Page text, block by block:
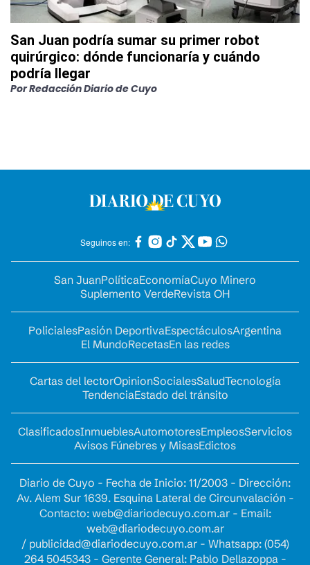
San Juan podría sumar su primer robot
quirúrgico: dónde funcionaría y cuándo
podría llegar
PorRedacción Diario de Cuyo
Seguinos en:
San JuanPolíticaEconomíaCuyo Minero
Suplemento VerdeRevista OH
PolicialesPasión DeportivaEspectáculosArgentina
El MundoRecetasEn las redes
Cartas del lectorOpinionSocialesSaludTecnología
TendenciaEstado del tránsito
ClasificadosInmueblesAutomotoresEmpleosServicios
Avisos Fúnebres y MisasEdictos
Diario de Cuyo - Fecha de Inicio: 11/2003 - Dirección:
Av. Alem Sur 1639. Esquina Lateral de Circunvalación -
Contacto: web@diariodecuyo.com.ar- Email:
web@diariodecuyo.com.ar
/ publicidad@diariodecuyo.com.ar- Whatsapp: (054)
264 5045343 - Gerente General: Pablo Dellazoppa -